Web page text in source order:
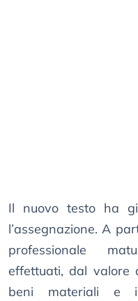
Il nuovo testo ha
l’assegnazione. A
professionale
effettuati, dal valore
beni materiali e